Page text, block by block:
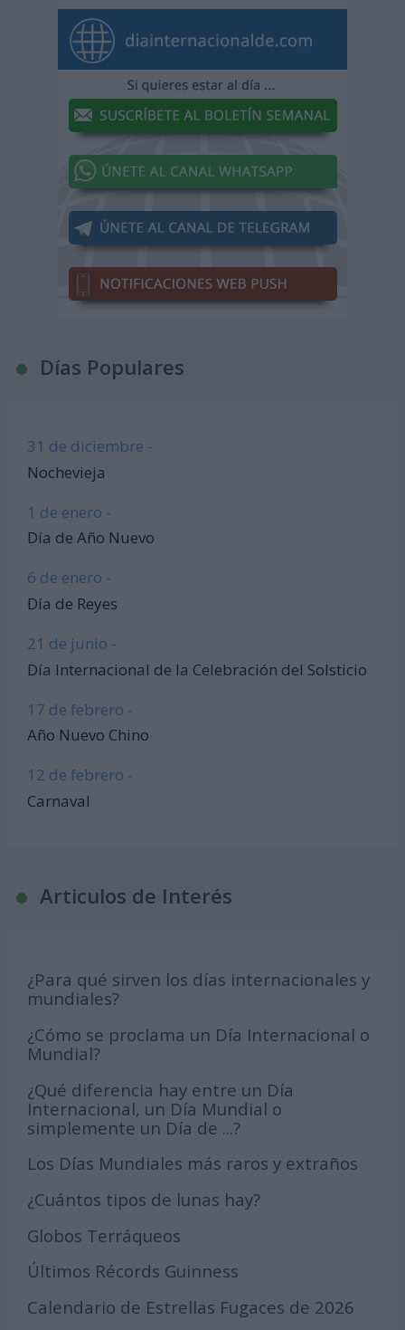
Días Populares
31 de diciembre -
Nochevieja
1 de enero -
Día de Año Nuevo
6 de enero -
Día de Reyes
21 de junio -
Día Internacional de la Celebración del Solsticio
17 de febrero -
Año Nuevo Chino
12 de febrero -
Carnaval
Articulos de Interés
¿Para qué sirven los días internacionales y
mundiales?
¿Cómo se proclama un Día Internacional o
Mundial?
¿Qué diferencia hay entre un Día
Internacional, un Día Mundial o
simplemente un Día de ...?
Los Días Mundiales más raros y extraños
¿Cuántos tipos de lunas hay?
Globos Terráqueos
Últimos Récords Guinness
Calendario de Estrellas Fugaces de 2026